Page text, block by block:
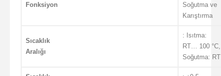
Fonksiyon
Soğutma ve
Karıştırma
Sıcaklık
Aralığı
: Isıtma:
RT… 100 °C,
Soğutma: